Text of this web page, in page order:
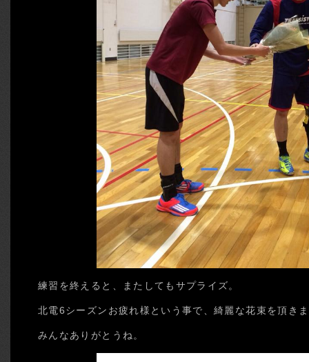
練習を終えると、またしてもサプライズ。
北電6シーズンお疲れ様という事で、綺麗な花束を頂き
みんなありがとうね。